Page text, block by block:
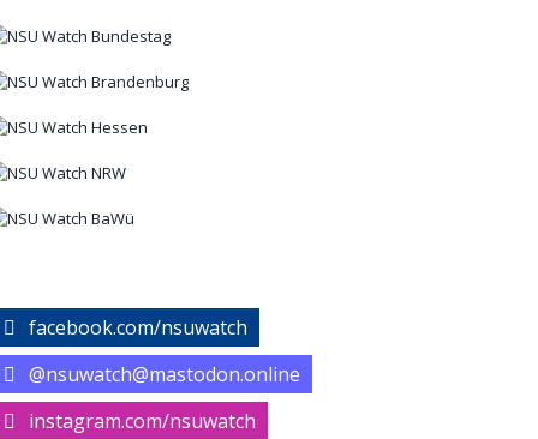
facebook.com/nsuwatch
@nsuwatch@mastodon.online
instagram.com/nsuwatch